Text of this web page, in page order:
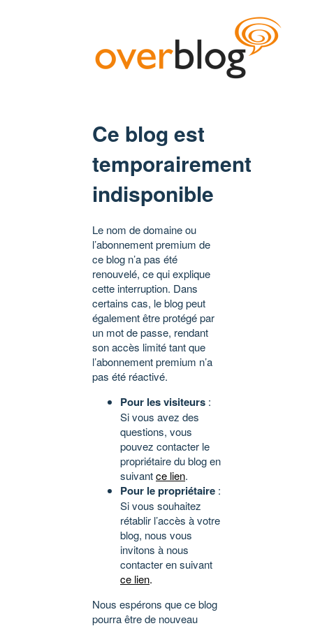
Ce blog est
temporairement
indisponible
Le nom de domaine ou
l’abonnement premium de
ce blog n’a pas été
renouvelé, ce qui explique
cette interruption. Dans
certains cas, le blog peut
également être protégé par
un mot de passe, rendant
son accès limité tant que
l’abonnement premium n’a
pas été réactivé.
Pour les visiteurs :
Si vous avez des
questions, vous
pouvez contacter le
propriétaire du blog en
suivantce lien.
Pour le propriétaire :
Si vous souhaitez
rétablir l’accès à votre
blog, nous vous
invitons à nous
contacter en suivant
ce lien.
Nous espérons que ce blog
pourra être de nouveau